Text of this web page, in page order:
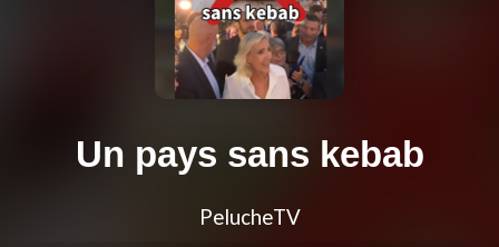
Un pays sans kebab
PelucheTV